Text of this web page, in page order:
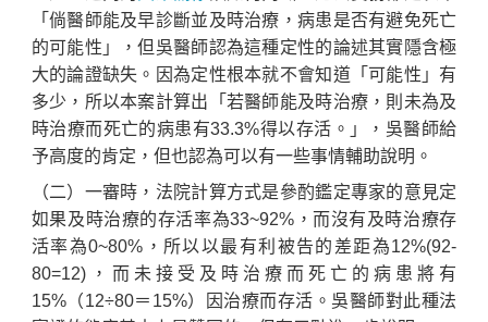
「倘醫師能及早診斷並及時治療，病患是否有避免死亡
的可能性」，但吳醫師認為這種定性的論述其實隱含極
大的論證缺失。因為定性根本就不會知道「可能性」有
多少，所以本案計算出「若醫師能及時治療，則未為及
時治療而死亡的病患有33.3%得以存活。」，吳醫師給
予高度的肯定，但也認為可以有一些事情輔助說明。
（二）一審時，法院計算方式是參酌鑑定專家的意見定
如果及時治療的存活率為33~92%，而沒有及時治療存
活率為0~80%，所以以最有利被告的差距為12%(92-
80=12)，而未接受及時治療而死亡的病患將有
15%（12÷80＝15%）因治療而存活。吳醫師對此種法